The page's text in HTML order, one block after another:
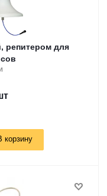
репитером для
корзину